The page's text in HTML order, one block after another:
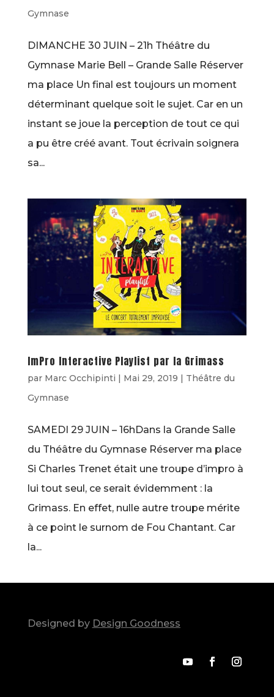
Gymnase
DIMANCHE 30 JUIN – 21h Théâtre du
Gymnase Marie Bell – Grande Salle Réserver
ma place Un final est toujours un moment
déterminant quelque soit le sujet. Car en un
instant se joue la perception de tout ce qui
a pu être créé avant. Tout écrivain soignera
sa...
ImPro Interactive Playlist par la Grimass
par Marc Occhipinti | Mai 29, 2019 | Théâtre du
Gymnase
SAMEDI 29 JUIN – 16hDans la Grande Salle
du Théâtre du Gymnase Réserver ma place
Si Charles Trenet était une troupe d’impro à
lui tout seul, ce serait évidemment : la
Grimass. En effet, nulle autre troupe mérite
à ce point le surnom de Fou Chantant. Car
la...
Designed by Design Goodness